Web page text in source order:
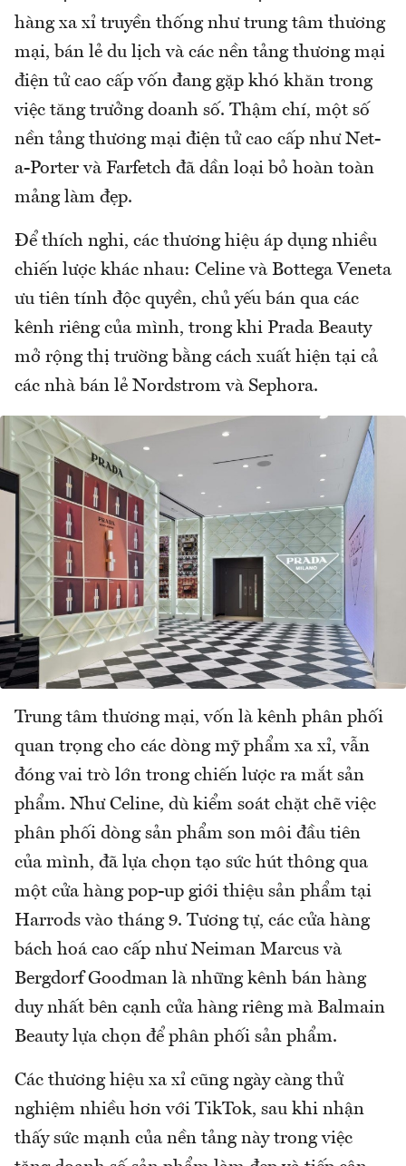
hàng xa xỉ truyền thống như trung tâm thương
mại, bán lẻ du lịch và các nền tảng thương mại
điện tử cao cấp vốn đang gặp khó khăn trong
việc tăng trưởng doanh số. Thậm chí, một số
nền tảng thương mại điện tử cao cấp như Net-
a-Porter và Farfetch đã dần loại bỏ hoàn toàn
mảng làm đẹp.
Để thích nghi, các thương hiệu áp dụng nhiều
chiến lược khác nhau: Celine và Bottega Veneta
ưu tiên tính độc quyền, chủ yếu bán qua các
kênh riêng của mình, trong khi Prada Beauty
mở rộng thị trường bằng cách xuất hiện tại cả
các nhà bán lẻ Nordstrom và Sephora.
Trung tâm thương mại, vốn là kênh phân phối
quan trọng cho các dòng mỹ phẩm xa xỉ, vẫn
đóng vai trò lớn trong chiến lược ra mắt sản
phẩm. Như Celine, dù kiểm soát chặt chẽ việc
phân phối dòng sản phẩm son môi đầu tiên
của mình, đã lựa chọn tạo sức hút thông qua
một cửa hàng pop-up giới thiệu sản phẩm tại
Harrods vào tháng 9. Tương tự, các cửa hàng
bách hoá cao cấp như Neiman Marcus và
Bergdorf Goodman là những kênh bán hàng
duy nhất bên cạnh cửa hàng riêng mà Balmain
Beauty lựa chọn để phân phối sản phẩm.
Các thương hiệu xa xỉ cũng ngày càng thử
nghiệm nhiều hơn với TikTok, sau khi nhận
thấy sức mạnh của nền tảng này trong việc